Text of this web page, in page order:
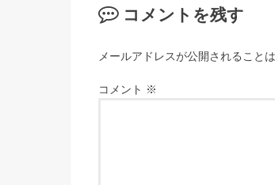
コメントを残す
メールアドレスが公開されること
コメント ※